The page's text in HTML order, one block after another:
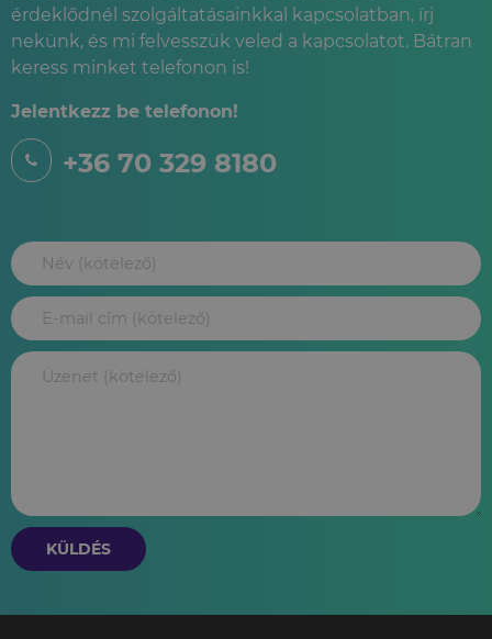
érdeklődnél szolgáltatásainkkal kapcsolatban, írj
nekünk, és mi felvesszük veled a kapcsolatot. Bátran
keress minket telefonon is!
Jelentkezz be telefonon!
+36 70 329 8180
KÜLDÉS